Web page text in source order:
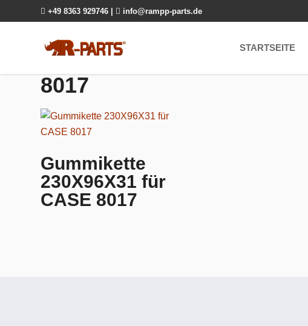
 +49 8363 929746  info@rampp-parts.de
STARTSEITE
8017
Gummikette
230X96X31 für
CASE 8017